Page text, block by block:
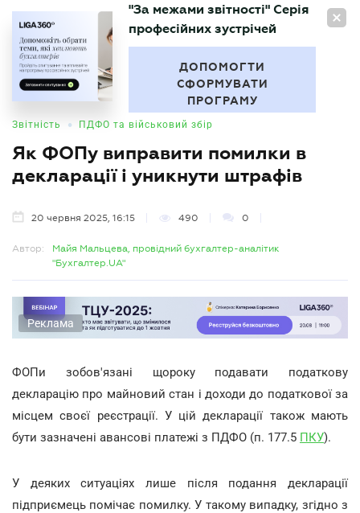
UA
БУХГАЛТЕР
"За межами звітності" Серія
професійних зустрічей
ДОПОМОГТИ
СФОРМУВАТИ
ПРОГРАМУ
Звітність • ПДФО та військовий збір
Як ФОПу виправити помилки в
декларації і уникнути штрафів
20 червня 2025, 16:15 490 0
Автор:
Майя Мальцева, провідний бухгалтер-аналітик
"Бухгалтер.UA"
Реклама
ФОПи зобов'язані щороку подавати податкову
декларацію про майновий стан і доходи до податкової за
місцем своєї реєстрації. У цій декларації також мають
бути зазначені авансові платежі з ПДФО (п. 177.5 ПКУ).
У деяких ситуаціях лише після подання декларації
підприємець помічає помилку. У такому випадку, згідно з